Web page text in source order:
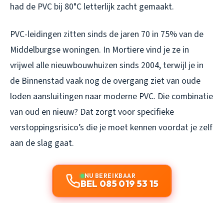
had de PVC bij 80°C letterlijk zacht gemaakt.
PVC-leidingen zitten sinds de jaren 70 in 75% van de
Middelburgse woningen. In Mortiere vind je ze in
vrijwel alle nieuwbouwhuizen sinds 2004, terwijl je in
de Binnenstad vaak nog de overgang ziet van oude
loden aansluitingen naar moderne PVC. Die combinatie
van oud en nieuw? Dat zorgt voor specifieke
verstoppingsrisico’s die je moet kennen voordat je zelf
aan de slag gaat.
NU BEREIKBAAR
BEL 085 019 53 15